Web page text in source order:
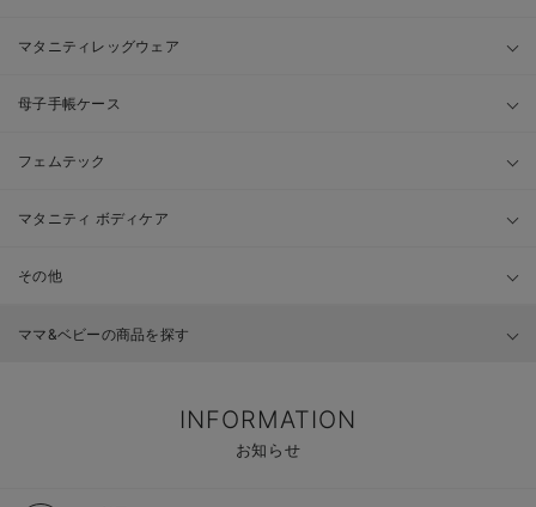
マタニティレッグウェア
母子手帳ケース
フェムテック
マタニティ ボディケア
その他
ママ&ベビーの商品を探す
INFORMATION
お知らせ